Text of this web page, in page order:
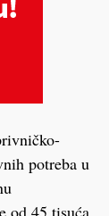
potreba u